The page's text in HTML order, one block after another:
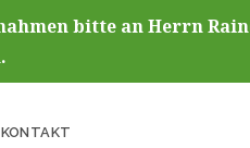
bitte an Herrn
KONTAKT